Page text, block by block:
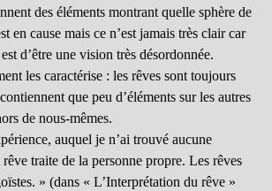
des éléments montrant quelle sphère de
en cause mais ce n’est jamais très clair car
d’être une vision très désordonnée.
les caractérise : les rêves sont toujours
que peu d’éléments sur les autres
de nous-mêmes.
auquel je n’ai trouvé aucune
traite de la personne propre. Les rêves
» (dans « L’Interprétation du rêve »